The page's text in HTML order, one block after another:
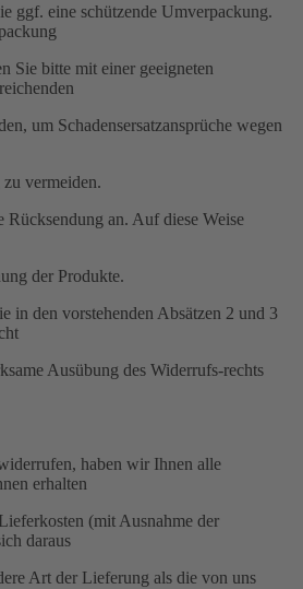
ggf. eine schützende Umverpackung.
Sie bitte mit einer geeigneten
um Schadensersatzansprüche wegen
vermeiden.
Rücksendung an. Auf diese Weise
der Produkte.
in den vorstehenden Absätzen 2 und 3
Ausübung des Widerrufs-rechts
haben wir Ihnen alle
erhalten
(mit Ausnahme der
daraus
Art der Lieferung als die von uns